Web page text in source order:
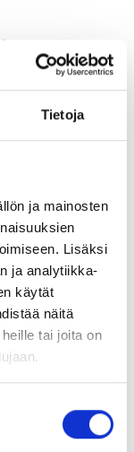
Tietoja
ja mainosten
Lisäksi
ja analytiikka-
käytät
näitä
tai joita on